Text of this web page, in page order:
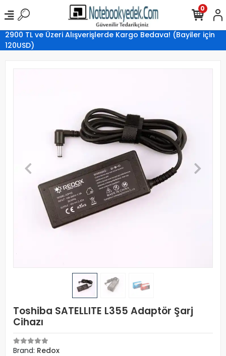
2900 TL ve Üzeri Alışverişlerde Kargo Bedava! (Bayiler için
120USD)
0
Toshiba SATELLITE L355 Adaptör Şarj
Cihazı
Brand: Redox